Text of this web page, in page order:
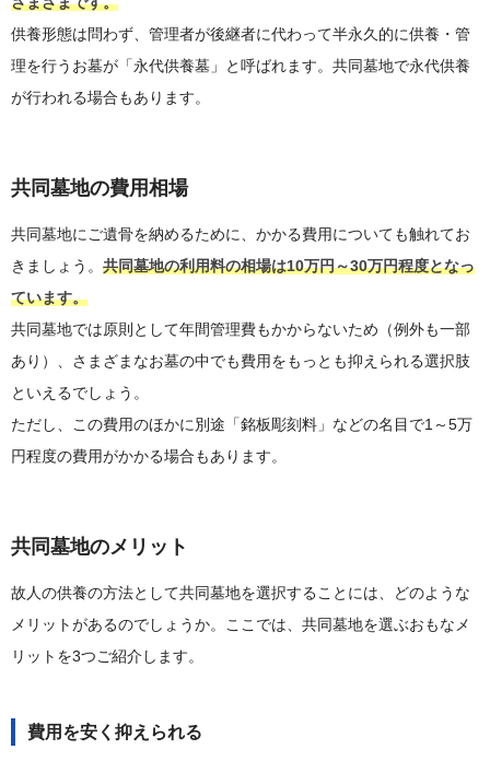
供養形態は問わず、管理者が後継者に代わって半永久的に供養・管
理を行うお墓が「永代供養墓」と呼ばれます。共同墓地で永代供養
が行われる場合もあります。
共同墓地の費用相場
共同墓地にご遺骨を納めるために、かかる費用についても触れてお
きましょう。 共同墓地の利用料の相場は10万円～30万円程度となっ
ています。
共同墓地では原則として年間管理費もかからないため（例外も一部
あり）、さまざまなお墓の中でも費用をもっとも抑えられる選択肢
といえるでしょう。
ただし、この費用のほかに別途「銘板彫刻料」などの名目で1～5万
円程度の費用がかかる場合もあります。
共同墓地のメリット
故人の供養の方法として共同墓地を選択することには、どのような
メリットがあるのでしょうか。ここでは、共同墓地を選ぶおもなメ
リットを3つご紹介します。
費用を安く抑えられる